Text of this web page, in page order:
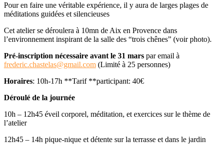
Pour en faire une véritable expérience, il y aura de larges plages de
méditations guidées et silencieuses
Cet atelier se déroulera à 10mn de Aix en Provence dans
l’environnement inspirant de la salle des “trois chênes” (voir photo).
Pré-inscription nécessaire avant le 31 mars par email à
frederic.chastelas@gmail.com (Limité à 25 personnes)
Horaires: 10h-17h **Tarif **participant: 40€
Déroulé de la journée
10h – 12h45 éveil corporel, méditation, et exercices sur le thème de
l’atelier
12h45 – 14h pique-nique et détente sur la terrasse et dans le jardin